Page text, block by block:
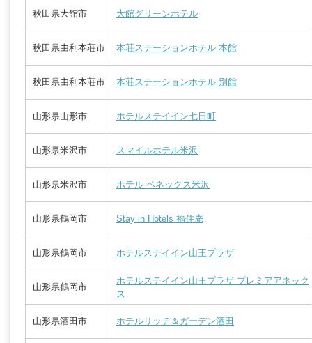
秋田県大館市 大館グリーンホテル
秋田県由利本荘市 本荘ステーションホテル 本館
秋田県由利本荘市 本荘ステーションホテル 別館
山形県山形市 ホテルステイイン七日町
山形県米沢市 スマイルホテル米沢
山形県米沢市 ホテル ベネックス米沢
山形県鶴岡市 Stay in Hotels 福住庵
山形県鶴岡市 ホテルステイイン山王プラザ
山形県鶴岡市
ホテルステイイン山王プラザ プレミアアネック
ス
山形県酒田市 ホテルリッチ＆ガーデン酒田